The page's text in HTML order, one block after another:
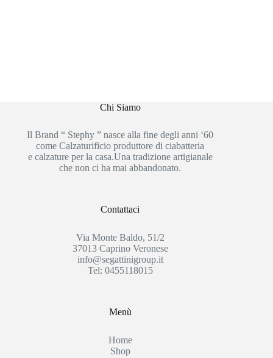
Chi Siamo
Il Brand “ Stephy ” nasce alla fine degli anni ‘60
come Calzaturificio produttore di ciabatteria
e calzature per la casa.Una tradizione artigianale
che non ci ha mai abbandonato.
Contattaci
Via Monte Baldo, 51/2
37013 Caprino Veronese
info@segattinigroup.it
Tel: 0455118015
Menù
Home
Shop